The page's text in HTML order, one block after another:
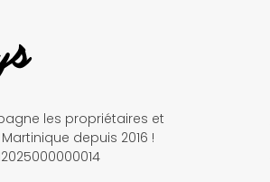
les propriétaires et
depuis 2016 !